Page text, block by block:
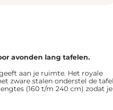
avonden lang tafelen.
aan je ruimte. Het royale
zware stalen onderstel de tafel
(160 t/m 240 cm) zodat je